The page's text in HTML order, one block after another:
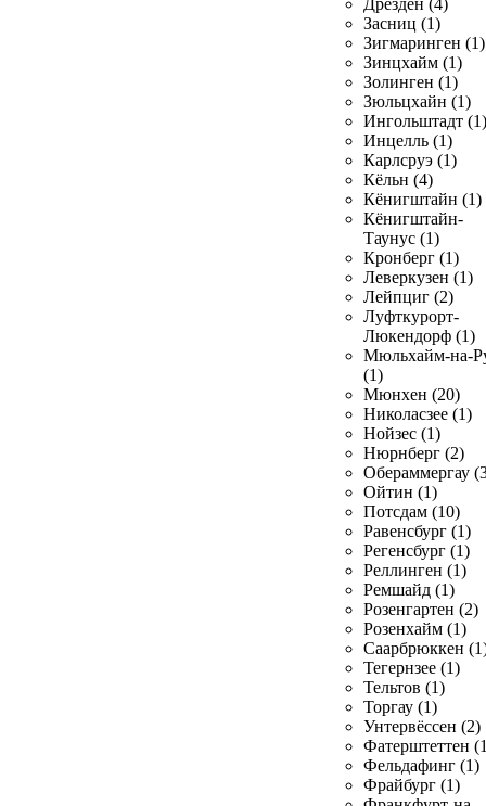
Дрезден (4)
Засниц (1)
Зигмаринген (1)
Зинцхайм (1)
Золинген (1)
Зюльцхайн (1)
Ингольштадт (1)
Инцелль (1)
Карлсруэ (1)
Кёльн (4)
Кёнигштайн (1)
Кёнигштайн-
Таунус (1)
Кронберг (1)
Леверкузен (1)
Лейпциг (2)
Луфткурорт-
Люкендорф (1)
Мюльхайм-на-
(1)
Мюнхен (20)
Николасзее (1)
Нойзес (1)
Нюрнберг (2)
Обераммергау
Ойтин (1)
Потсдам (10)
Равенсбург (1)
Регенсбург (1)
Реллинген (1)
Ремшайд (1)
Розенгартен (2)
Розенхайм (1)
Саарбрюккен
Тегернзее (1)
Тельтов (1)
Торгау (1)
Унтервёссен (2)
Фатерштеттен
Фельдафинг (1)
Фрайбург (1)